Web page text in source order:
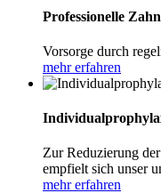
Professionelle
Vorsorge durch
mehr erfahren
Zur Reduzierung
empfielt sich unser
mehr erfahren